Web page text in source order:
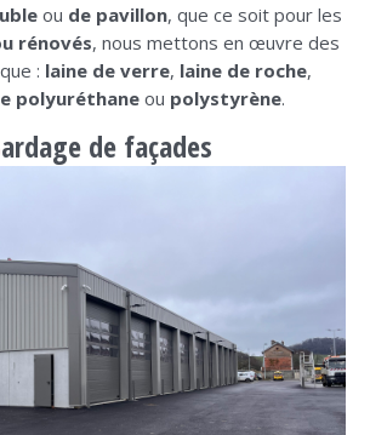
ou de pavillon, que ce soit pour les
rénovés, nous mettons en œuvre des
: laine de verre, laine de roche,
polyuréthaneou polystyrène.
ardage de façades